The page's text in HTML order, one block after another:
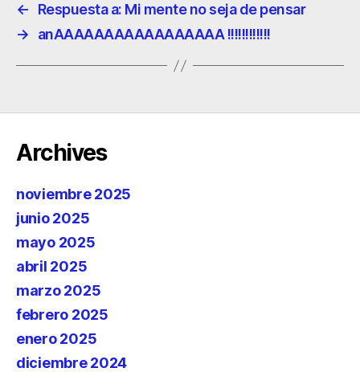
←
Respuesta a: Mi mente no seja de pensar
→
anAAAAAAAAAAAAAAAAA !!!!!!!!!!!!
Archives
noviembre 2025
junio 2025
mayo 2025
abril 2025
marzo 2025
febrero 2025
enero 2025
diciembre 2024